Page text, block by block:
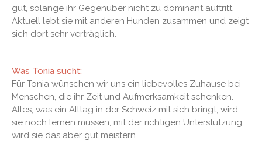
gut, solange ihr Gegenüber nicht zu dominant auftritt.
Aktuell lebt sie mit anderen Hunden zusammen und zeigt
sich dort sehr verträglich.
Was Tonia sucht:
Für Tonia wünschen wir uns ein liebevolles Zuhause bei
Menschen, die ihr Zeit und Aufmerksamkeit schenken.
Alles, was ein Alltag in der Schweiz mit sich bringt, wird
sie noch lernen müssen, mit der richtigen Unterstützung
wird sie das aber gut meistern.